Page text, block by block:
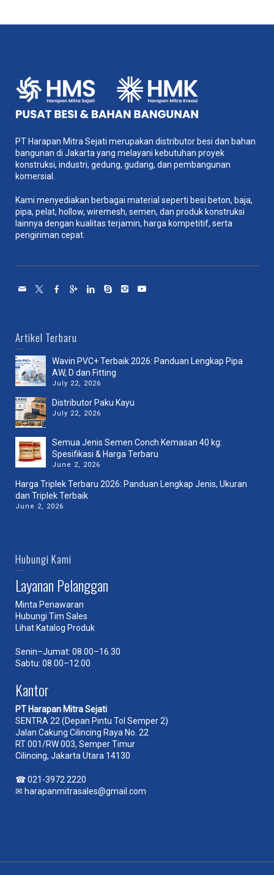
PT Harapan Mitra Sejati merupakan distributor besi dan bahan
bangunan di Jakarta yang melayani kebutuhan proyek
konstruksi, industri, gedung, gudang, dan pembangunan
komersial.
Kami menyediakan berbagai material seperti besi beton, baja,
pipa, pelat, hollow, wiremesh, semen, dan produk konstruksi
lainnya dengan kualitas terjamin, harga kompetitif, serta
pengiriman cepat.
Artikel Terbaru
Wavin PVC+ Terbaik 2026: Panduan Lengkap Pipa
AW, D dan Fitting
July 22, 2026
Distributor Paku Kayu
July 22, 2026
Semua Jenis Semen Conch Kemasan 40 kg:
Spesifikasi & Harga Terbaru
June 2, 2026
Harga Triplek Terbaru 2026: Panduan Lengkap Jenis, Ukuran
dan Triplek Terbaik
June 2, 2026
Hubungi Kami
Layanan Pelanggan
Minta Penawaran
Hubungi Tim Sales
Lihat Katalog Produk
Senin–Jumat: 08.00–16.30
Sabtu: 08.00–12.00
Kantor
PT Harapan Mitra Sejati
SENTRA 22 (Depan Pintu Tol Semper 2)
Jalan Cakung Cilincing Raya No. 22
RT 001/RW 003, Semper Timur
Cilincing, Jakarta Utara 14130
☎021-3972 2220
✉ harapanmitrasales@gmail.com